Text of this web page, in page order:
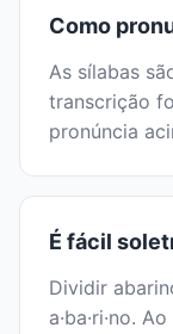
Como
As sílabas
transcrição
pronúncia
É fácil
Dividir
a·ba·ri·no.